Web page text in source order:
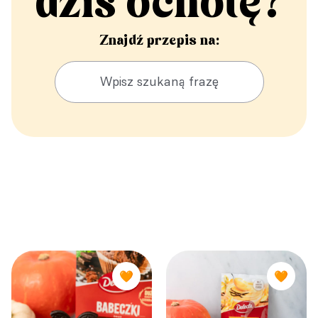
Znajdź przepis na:
🧡 🧡